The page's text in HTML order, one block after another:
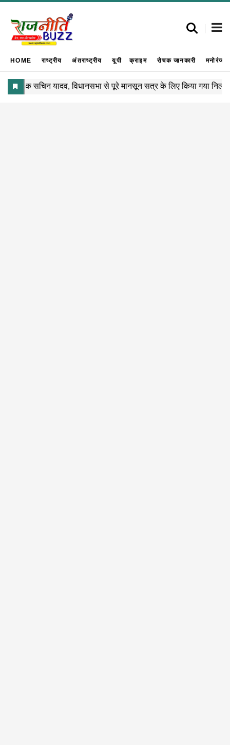
HOME राष्ट्रीय अंतराष्ट्रीय यूपी क्राइम रोचक जानकारी मनोरंजन